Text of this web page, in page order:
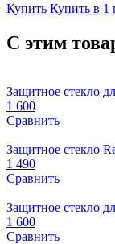
Купить Купить в 1
С этим
Защитное стекло
1 600
Сравнить
Защитное стекло
1 490
Сравнить
Защитное стекло
1 600
Сравнить